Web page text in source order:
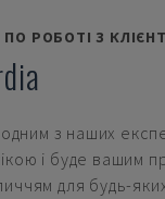
РОБОТІ З
з наших
і буде вашим
для будь-